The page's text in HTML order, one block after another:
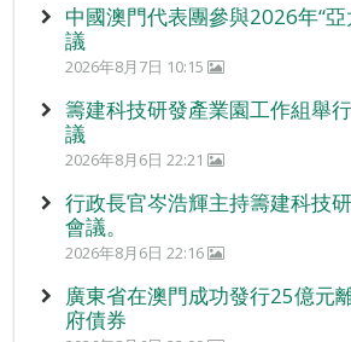
中國澳門代表團參與2026年“
議
2026年8月7日 10:15
籌建科技研發產業園工作組舉
議
2026年8月6日 22:21
行政長官岑浩輝主持籌建科技
會議。
2026年8月6日 22:16
廣東省在澳門成功發行25億元
府債券